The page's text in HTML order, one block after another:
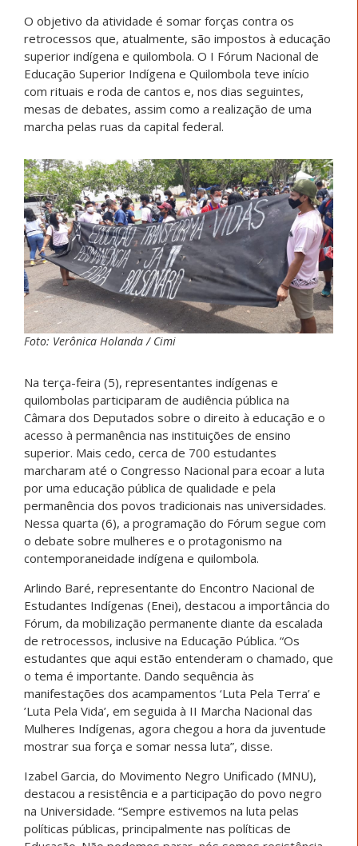
O objetivo da atividade é somar forças contra os
retrocessos que, atualmente, são impostos à educação
superior indígena e quilombola. O I Fórum Nacional de
Educação Superior Indígena e Quilombola teve início
com rituais e roda de cantos e, nos dias seguintes,
mesas de debates, assim como a realização de uma
marcha pelas ruas da capital federal.
Foto: Verônica Holanda / Cimi
Na terça-feira (5), representantes indígenas e
quilombolas participaram de audiência pública na
Câmara dos Deputados sobre o direito à educação e o
acesso à permanência nas instituições de ensino
superior. Mais cedo, cerca de 700 estudantes
marcharam até o Congresso Nacional para ecoar a luta
por uma educação pública de qualidade e pela
permanência dos povos tradicionais nas universidades.
Nessa quarta (6), a programação do Fórum segue com
o debate sobre mulheres e o protagonismo na
contemporaneidade indígena e quilombola.
Arlindo Baré, representante do Encontro Nacional de
Estudantes Indígenas (Enei), destacou a importância do
Fórum, da mobilização permanente diante da escalada
de retrocessos, inclusive na Educação Pública. “Os
estudantes que aqui estão entenderam o chamado, que
o tema é importante. Dando sequência às
manifestações dos acampamentos ‘Luta Pela Terra’ e
’Luta Pela Vida’, em seguida à II Marcha Nacional das
Mulheres Indígenas, agora chegou a hora da juventude
mostrar sua força e somar nessa luta”, disse.
Izabel Garcia, do Movimento Negro Unificado (MNU),
destacou a resistência e a participação do povo negro
na Universidade. “Sempre estivemos na luta pelas
políticas públicas, principalmente nas políticas de